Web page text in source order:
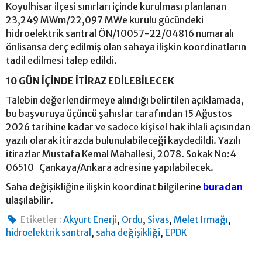
Koyulhisar ilçesi sınırları içinde kurulması planlanan
23,249 MWm/22,097 MWe kurulu gücündeki
hidroelektrik santral ÖN/10057-22/04816 numaralı
önlisansa derç edilmiş olan sahaya ilişkin koordinatların
tadil edilmesi talep edildi.
10 GÜN İÇİNDE İTİRAZ EDİLEBİLECEK
Talebin değerlendirmeye alındığı belirtilen açıklamada,
bu başvuruya üçüncü şahıslar tarafından 15 Ağustos
2026 tarihine kadar ve sadece kişisel hak ihlali açısından
yazılı olarak itirazda bulunulabileceği kaydedildi. Yazılı
itirazlar Mustafa Kemal Mahallesi, 2078. Sokak No:4
06510 Çankaya/Ankara adresine yapılabilecek.
Saha değişikliğine ilişkin koordinat bilgilerine buradan
ulaşılabilir.
Etiketler : Akyurt Enerji, Ordu, Sivas,Melet Irmağı,
hidroelektrik santral , saha değişikliği, EPDK